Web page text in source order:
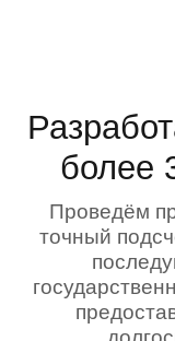
более
Проведём
точный